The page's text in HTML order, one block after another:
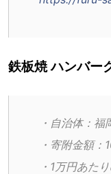
鉄板焼 ハンバー
・自治体：
・寄附金額
・1万円あた